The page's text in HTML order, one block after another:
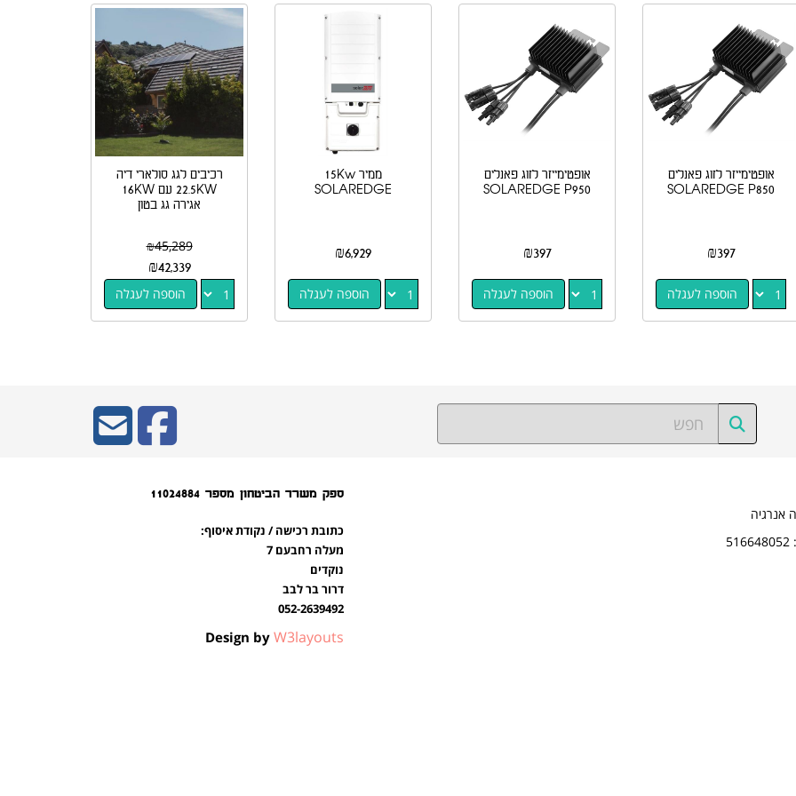
אופטימייזר לזוג פאנלים
SOLAREDGE P850
₪397
הוספה לעגלה
אופטימייזר לזוג פאנלים
SOLAREDGE P950
₪397
הוספה לעגלה
ממיר 15Kw
SOLAREDGE
₪6,929
הוספה לעגלה
רכיבים לגג סולארי דיה
22.5KW עם 16KW
אגירה גג בטון
₪45,289
₪42,339
הוספה לעגלה
אנרגיה
ספק משרד הביטחון מספר 11024884
כתובת רכישה / נקודת איסוף:
מעלה רחבעם 7
נוקדים
דרור בר לבב
052-2639492
Design by W3layouts